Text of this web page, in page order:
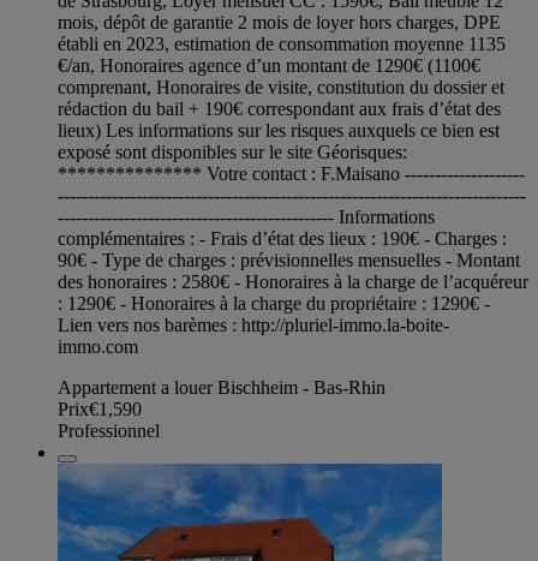
mois, dépôt de garantie 2 mois de loyer hors charges, DPE
établi en 2023, estimation de consommation moyenne 1135
€/an, Honoraires agence d’un montant de 1290€ (1100€
comprenant, Honoraires de visite, constitution du dossier et
rédaction du bail + 190€ correspondant aux frais d’état des
lieux) Les informations sur les risques auxquels ce bien est
exposé sont disponibles sur le site Géorisques:
*************** Votre contact : F.Maisano --------------------
------------------------------------------------------------------------------
---------------------------------------------- Informations
complémentaires : - Frais d’état des lieux : 190€ - Charges :
90€ - Type de charges : prévisionnelles mensuelles - Montant
des honoraires : 2580€ - Honoraires à la charge de l’acquéreur
: 1290€ - Honoraires à la charge du propriétaire : 1290€ -
Lien vers nos barèmes : http://pluriel-immo.la-boite-
immo.com
Appartement a louer Bischheim - Bas-Rhin
Prix€1,590
Professionnel